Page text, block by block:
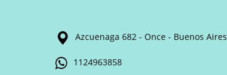
Azcuenaga 682 - Once - Buenos Aires
1124963858